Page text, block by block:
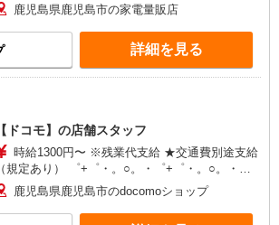
゜ 入社祝い金10万円支給(規定有) お友達を紹介
くと, インセンティブ支給(規定有) ★月2回払
・週払い可能（規程有）★ ゜・。○。・゜
・。○。・゜+゜
鹿児島県鹿児島市の家電量販店
詳細を見る
【ドコモ】の店舗スタッフ
時給1300円〜 ※残業代支給 ★交通費別途支給
（規定あり） ゜+゜・。○。・゜+゜・。○。・゜
゜ 入社祝い金10万円支給(規定有) お友達を紹介
くと, インセンティブ支給(規定有) ★月2回払
・週払い可能（規程有）★ ゜・。○。・゜
鹿児島県鹿児島市のdocomoショップ